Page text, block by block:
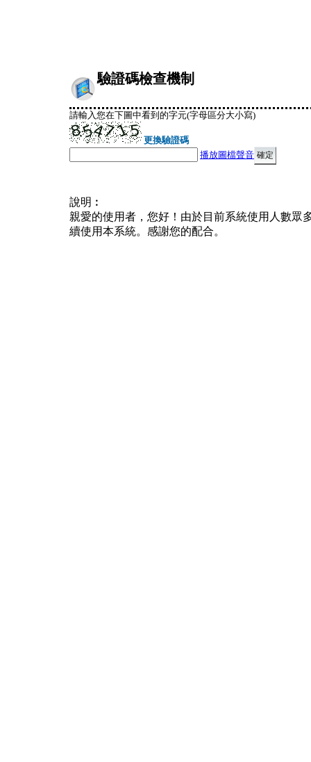
驗證碼檢查機制
請輸入您在下圖中看到的字元(字母區分大小寫)
更換驗證碼
播放圖檔聲音
說明︰
親愛的使用者，您好！由於目前系統使用人數眾
續使用本系統。感謝您的配合。